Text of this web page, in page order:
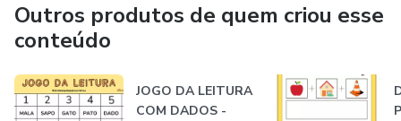
Os recursos são destinados para pedagogos,
psicopedagogos, papais, mamães e educadores em geral.
Adquira quantos recursos desejar por um preço acessível.
Outros produtos de quem criou esse
conteúdo
JOGO DA LEITURA
COM DADOS -